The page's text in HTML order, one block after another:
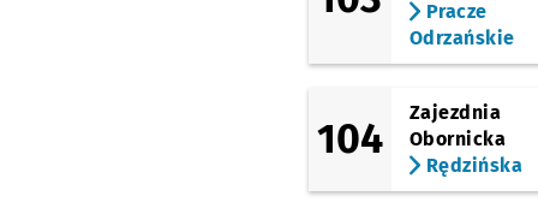
Pracze
Odrzańskie
104
Zajezdnia
Obornicka
Rędzińska